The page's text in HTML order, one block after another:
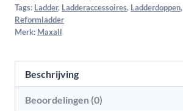
Tags: Ladder, Ladderaccessoires, Ladderdoppen,
Reformladder
Merk: Maxall
Beschrijving
Beoordelingen (0)